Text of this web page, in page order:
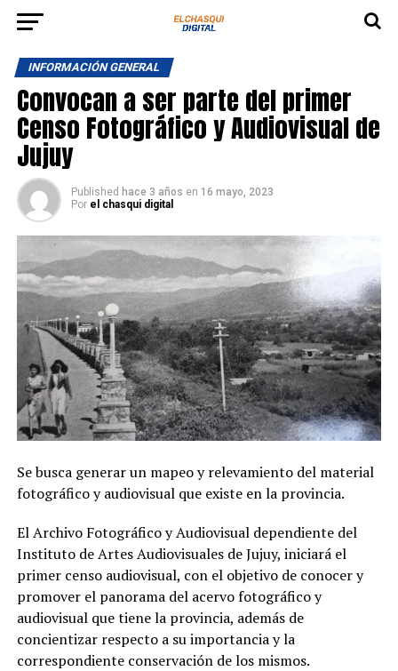
INFORMACIÓN GENERAL
Convocan a ser parte del primer
Censo Fotográfico y Audiovisual de
Jujuy
Published hace 3 años en 16 mayo, 2023
Por el chasqui digital
Se busca generar un mapeo y relevamiento del material
fotográfico y audiovisual que existe en la provincia.
El Archivo Fotográfico y Audiovisual dependiente del
Instituto de Artes Audiovisuales de Jujuy, iniciará el
primer censo audiovisual, con el objetivo de conocer y
promover el panorama del acervo fotográfico y
audiovisual que tiene la provincia, además de
concientizar respecto a su importancia y la
correspondiente conservación de los mismos.